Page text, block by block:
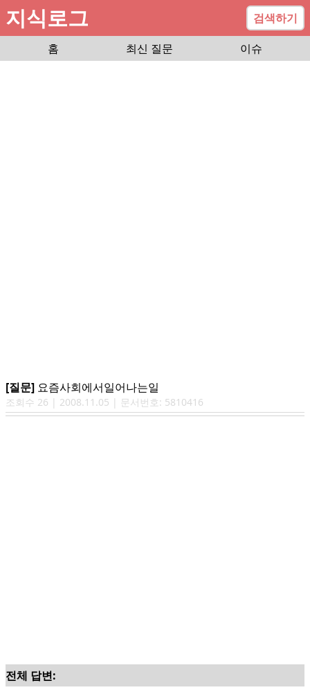
지식로그
검색하기
홈
최신 질문 이슈
[질문] 요즘사회에서일어나는일
조회수 26 | 2008.11.05 | 문서번호: 5810416
전체 답변: